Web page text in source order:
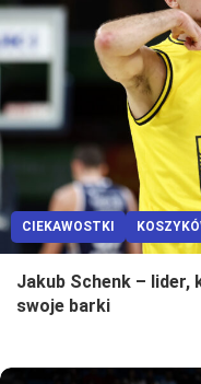
CIEKAWOSTKI
Jakub Schenk –
swoje barki